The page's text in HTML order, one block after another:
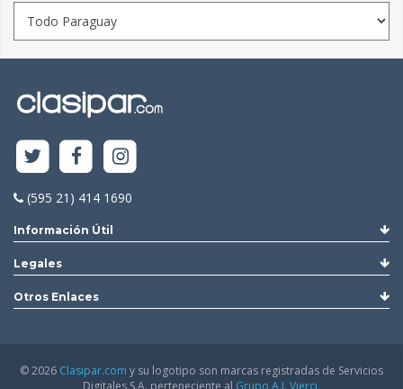
(595 21) 414 1690
Información Útil
Legales
Otros Enlaces
© 2026 Clasipar.com y su logotipo son marcas registradas de Servicios